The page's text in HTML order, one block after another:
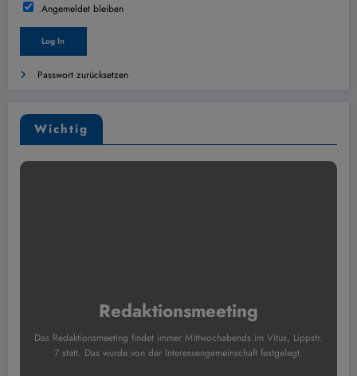
Angemeldet bleiben
Passwort zurücksetzen
Wichtig
Redaktionsmeeting
Das Redaktionsmeeting findet immer Mittwochabends im Vitus, Lippstr.
7 statt. Das wurde von der Interessengemeinschaft festgelegt.